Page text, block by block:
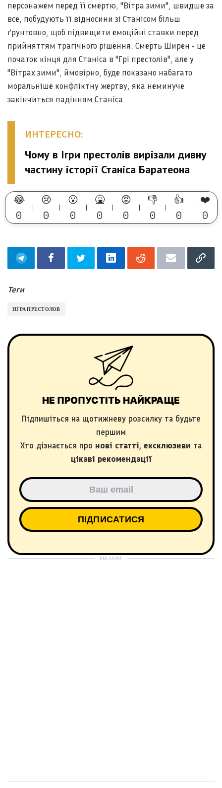
персонажем перед її смертю, "Вітра зими", швидше за
все, побудують її відносини зі Станісом більш
ґрунтовно, щоб підвищити емоційні ставки перед
прийняттям трагічного рішення. Смерть Ширен - це
початок кінця для Станіса в "Грі престолів", але у
"Вітрах зими", ймовірно, буде показано набагато
моральніше конфліктну жертву, яка неминуче
закінчиться падінням Станіса.
ИНТЕРЕСНО:
Чому в Ігри престолів вирізали дивну
частину історії Станіса Баратеона
😂
0
😢
0
😮
0
🤮
0
😡
0
👎
0
👍
0
❤️
0
Теги
ИГРА ПРЕСТОЛОВ
НЕ ПРОПУСТІТЬ НАЙКРАЩЕ
Підпишіться на щотижневу розсилку та будьте
першим
Хто дізнається про нові статті, ексклюзиви та
цікаві рекомендації
РЕКЛАМА